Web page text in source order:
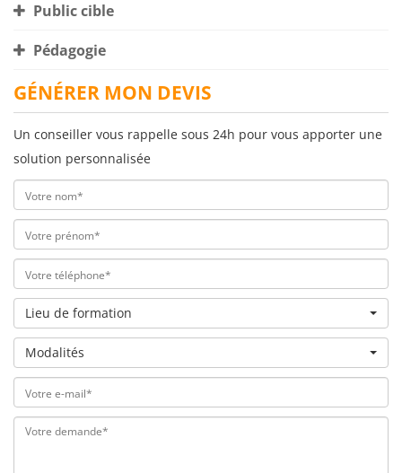
Public cible
Pédagogie
GÉNÉRER MON DEVIS
Un conseiller vous rappelle sous 24h pour vous apporter une
solution personnalisée
Lieu de formation
Modalités